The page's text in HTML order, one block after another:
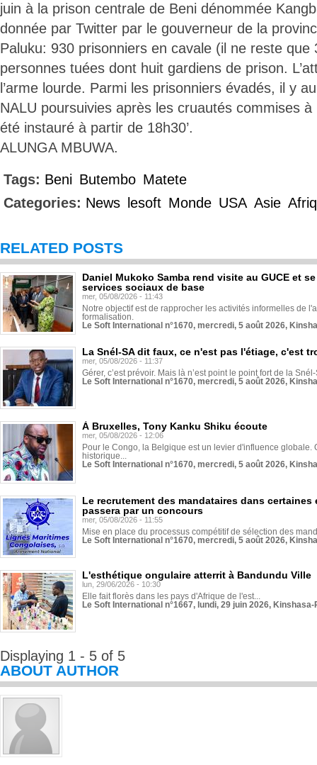
juin à la prison centrale de Beni dénommée
donnée par Twitter par le gouverneur de la
Paluku: 930 prisonniers en cavale (il ne reste que
personnes tuées dont huit gardiens de prison.
l’arme lourde. Parmi les prisonniers évadés, il y
NALU poursuivies après les cruautés commises
été instauré à partir de 18h30’.
ALUNGA MBUWA.
Tags: Beni Butembo Matete
Categories: News lesoft Monde USA Asie
RELATED POSTS
Daniel Mukoko Samba rend visite au GUCE et
services sociaux de base
mer, 05/08/2026 - 11:43
Notre objectif est de rapprocher les activités informelles de
formalisation.
Le Soft International n°1670, mercredi, 5 août 2026,
La Snél-SA dit faux, ce n'est pas l'étiage, c'est
mer, 05/08/2026 - 11:37
Gérer, c’est prévoir. Mais là n’est point le point fort de la
Le Soft International n°1670, mercredi, 5 août 2026,
À Bruxelles, Tony Kanku Shiku écoute
mer, 05/08/2026 - 12:06
Pour le Congo, la Belgique est un levier d'influence globale.
historique...
Le Soft International n°1670, mercredi, 5 août 2026,
Le recrutement des mandataires dans
passera par un concours
mer, 05/08/2026 - 11:55
Mise en place du processus compétitif de sélection des
Le Soft International n°1670, mercredi, 5 août 2026,
L'esthétique ongulaire atterrit à Bandundu Ville
lun, 29/06/2026 - 10:30
Elle fait florès dans les pays d'Afrique de l'est...
Le Soft International n°1667, lundi, 29 juin 2026,
Displaying 1 - 5 of 5
ABOUT AUTHOR